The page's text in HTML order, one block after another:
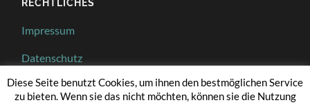
RECHTLICHES
Impressum
Datenschutz
Diese Seite benutzt Cookies, um ihnen den bestmöglichen Service
zu bieten. Wenn sie das nicht möchten, können sie die Nutzung